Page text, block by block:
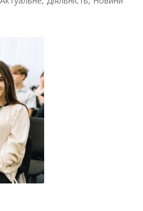
Posted